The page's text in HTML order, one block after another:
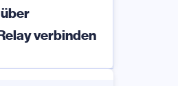
verbinden